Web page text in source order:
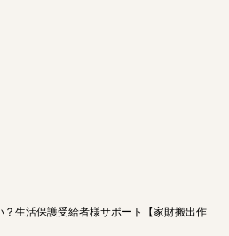
生活保護受給者様サポート【家財搬出作